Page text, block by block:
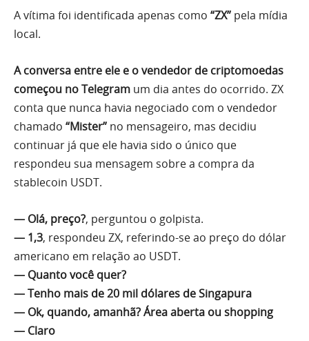
A vítima foi identificada apenas como “ZX” pela mídia
local.
A conversa entre ele e o vendedor de criptomoedas
começou no Telegram um dia antes do ocorrido. ZX
conta que nunca havia negociado com o vendedor
chamado “Mister” no mensageiro, mas decidiu
continuar já que ele havia sido o único que
respondeu sua mensagem sobre a compra da
stablecoin USDT.
— Olá, preço?, perguntou o golpista.
— 1,3, respondeu ZX, referindo-se ao preço do dólar
americano em relação ao USDT.
— Quanto você quer?
— Tenho mais de 20 mil dólares de Singapura
— Ok, quando, amanhã? Área aberta ou shopping
— Claro